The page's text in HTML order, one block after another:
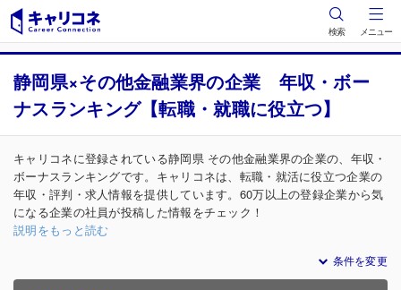
検索 メニュー
静岡県×その他金融業界の企業 年収・ボー
ナスランキング【転職・就職に役立つ】
キャリコネに登録されている静岡県 その他金融業界の企業の、年収・
ボーナスランキングです。キャリコネは、転職・就活に役立つ企業の
年収・評判・求人情報を提供しています。60万以上の登録企業から気
になる企業の社員が投稿した情報をチェック！
説明をもっと読む
条件を変更